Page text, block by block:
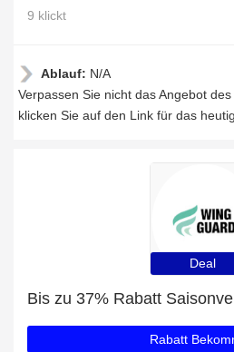
9 klickt
Ablauf: N/A
Verpassen Sie nicht das Angebot des
klicken Sie auf den Link für das
Deal
Bis zu 37% Rabatt
Rabatt